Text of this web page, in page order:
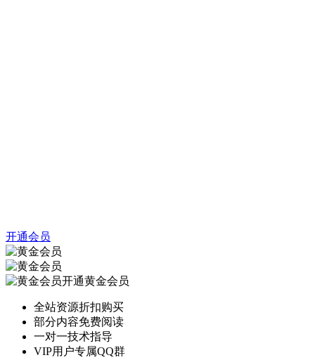
开通会员
开通黄金会员
全站资源折扣购买
部分内容免费阅读
一对一技术指导
VIP用户专属QQ群